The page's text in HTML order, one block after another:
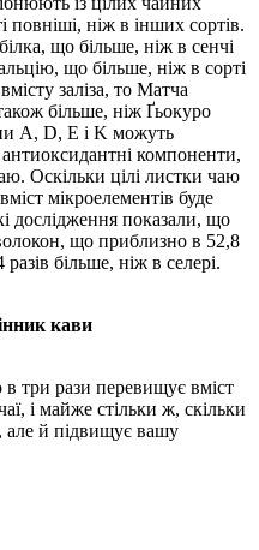
повніші, ніж в інших сортів.
що більше, ніж в сенчі
що більше, ніж в сорті
заліза, то Матча
більше, ніж Ґьокуро
A, D, E і K можуть
компоненти,
Оскільки цілі листки чаю
мікроелементів буде
дослідження показали, що
що приблизно в 52,8
більше, ніж в селері.
кави
три рази перевищує вміст
і майже стільки ж, скільки
але й підвищує вашу